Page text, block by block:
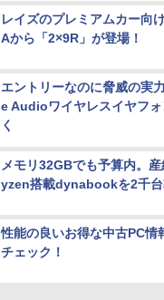
レイズのプレミアムカー向
Aから「2×9R」が登場！
エントリーなのに脅威の実
e Audioワイヤレスイヤフ
く
メモリ32GBでも予算内。
yzen搭載dynabookを2千台
性能の良いお得な中古PC情
チェック！